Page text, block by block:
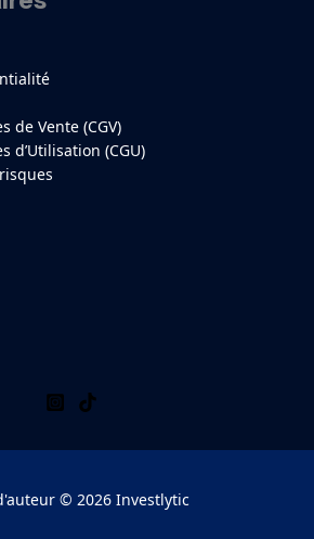
de Vente (CGV)
d’Utilisation (CGU)
© 2026 Investlytic
d'aide ?